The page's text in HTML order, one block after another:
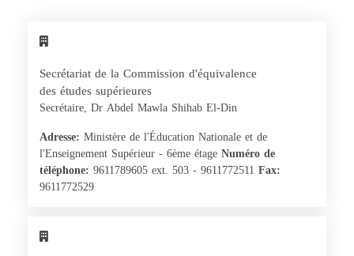
Secrétariat de la Commission d'équivalence
des études supérieures
Secrétaire, Dr Abdel Mawla Shihab El-Din
Adresse: Ministère de l'Éducation Nationale et de
l'Enseignement Supérieur - 6ème étageNuméro de
téléphone: 9611789605 ext. 503 - 9611772511 Fax:
9611772529